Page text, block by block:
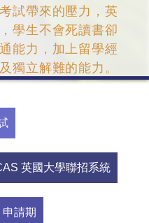
試帶來的壓力，英
學生不會死讀書卻
能力，加上留學經
獨立解難的能力。
動、藝術及學術上
香港現時的教育制
英國大學聯招系統
申請期